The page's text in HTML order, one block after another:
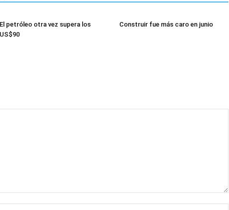
El petróleo otra vez supera los
US$90
Construir fue más caro en junio